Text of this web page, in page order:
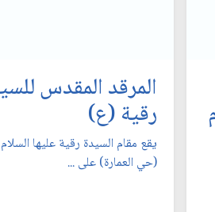
المرقد المقدس
رقية (ع)
يقع مقام السيدة رقية عليها
(حي العمارة) على ...